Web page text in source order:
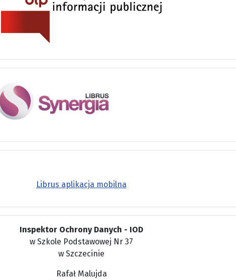
Librus aplikacja mobilna
Inspektor Ochrony Danych - IOD
w Szkole Podstawowej Nr 37
w Szczecinie
Rafał Malujda